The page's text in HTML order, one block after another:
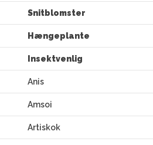
Snitblomster
Hængeplante
Insektvenlig
Anis
Amsoi
Artiskok